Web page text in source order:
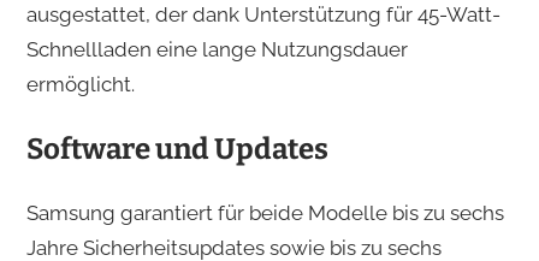
ausgestattet, der dank Unterstützung für 45-Watt-
Schnellladen eine lange Nutzungsdauer
ermöglicht. ​
Software und Updates
Samsung garantiert für beide Modelle bis zu sechs
Jahre Sicherheitsupdates sowie bis zu sechs